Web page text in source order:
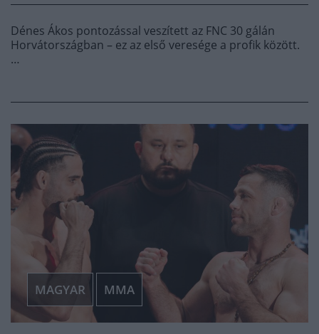
Dénes Ákos pontozással veszített az FNC 30 gálán
Horvátországban – ez az első veresége a profik között.
…
MAGYAR MMA